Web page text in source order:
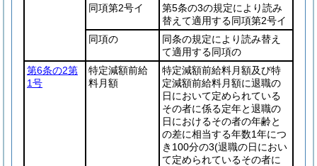
同項第2号イ
第5条の3の規定により読み
替えて適用する同項第2号イ
同項の
同条の規定により読み替え
て適用する同項の
第6条の2第
1号
特定減額前給
料月額
特定減額前給料月額及び特
定減額前給料月額に退職の
日において定められている
その者に係る定年と退職の
日におけるその者の年齢と
の差に相当する年数1年につ
き100分の3(退職の日におい
て定められているその者に